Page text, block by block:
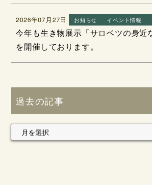
2026年07月27日 お知らせ イベント情報
今年も生き物展示「サロベツの身近
を開催しております。
過去の記事